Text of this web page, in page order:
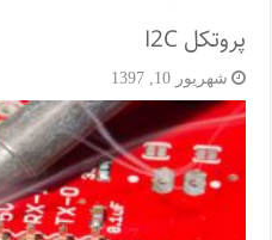
پروتکل I2C
شهریور 10, 1397